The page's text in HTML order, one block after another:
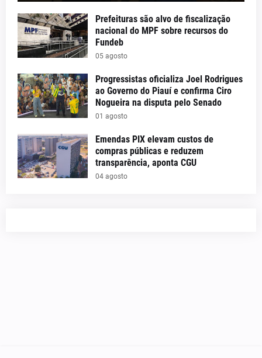
Prefeituras são alvo de fiscalização
nacional do MPF sobre recursos do
Fundeb
05 agosto
Progressistas oficializa Joel Rodrigues
ao Governo do Piauí e confirma Ciro
Nogueira na disputa pelo Senado
01 agosto
Emendas PIX elevam custos de
compras públicas e reduzem
transparência, aponta CGU
04 agosto